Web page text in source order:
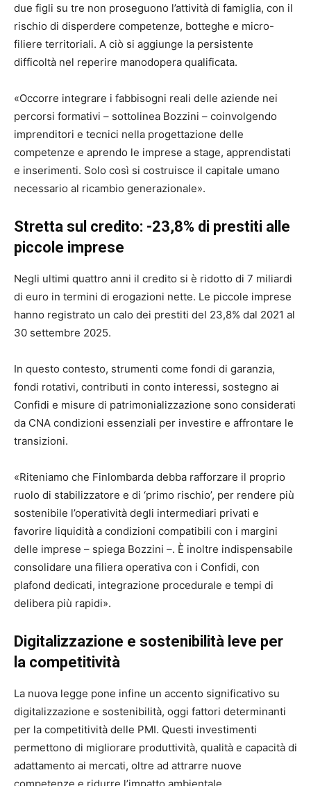
due figli su tre non proseguono l’attività di famiglia, con il
rischio di disperdere competenze, botteghe e micro-
filiere territoriali. A ciò si aggiunge la persistente
difficoltà nel reperire manodopera qualificata.
«Occorre integrare i fabbisogni reali delle aziende nei
percorsi formativi – sottolinea Bozzini – coinvolgendo
imprenditori e tecnici nella progettazione delle
competenze e aprendo le imprese a stage, apprendistati
e inserimenti. Solo così si costruisce il capitale umano
necessario al ricambio generazionale».
Stretta sul credito: -23,8% di prestiti alle
piccole imprese
Negli ultimi quattro anni il credito si è ridotto di 7 miliardi
di euro in termini di erogazioni nette. Le piccole imprese
hanno registrato un calo dei prestiti del 23,8% dal 2021 al
30 settembre 2025.
In questo contesto, strumenti come fondi di garanzia,
fondi rotativi, contributi in conto interessi, sostegno ai
Confidi e misure di patrimonializzazione sono considerati
da CNA condizioni essenziali per investire e affrontare le
transizioni.
«Riteniamo che Finlombarda debba rafforzare il proprio
ruolo di stabilizzatore e di ‘primo rischio’, per rendere più
sostenibile l’operatività degli intermediari privati e
favorire liquidità a condizioni compatibili con i margini
delle imprese – spiega Bozzini –. È inoltre indispensabile
consolidare una filiera operativa con i Confidi, con
plafond dedicati, integrazione procedurale e tempi di
delibera più rapidi».
Digitalizzazione e sostenibilità leve per
la competitività
La nuova legge pone infine un accento significativo su
digitalizzazione e sostenibilità, oggi fattori determinanti
per la competitività delle PMI. Questi investimenti
permettono di migliorare produttività, qualità e capacità di
adattamento ai mercati, oltre ad attrarre nuove